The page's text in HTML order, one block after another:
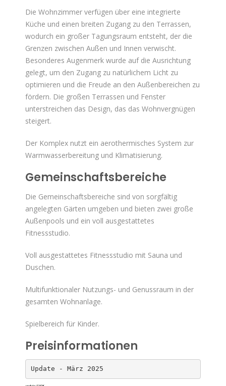
Die Wohnzimmer verfügen über eine integrierte
Küche und einen breiten Zugang zu den Terrassen,
wodurch ein großer Tagungsraum entsteht, der die
Grenzen zwischen Außen und Innen verwischt.
Besonderes Augenmerk wurde auf die Ausrichtung
gelegt, um den Zugang zu natürlichem Licht zu
optimieren und die Freude an den Außenbereichen zu
fördern. Die großen Terrassen und Fenster
unterstreichen das Design, das das Wohnvergnügen
steigert.
Der Komplex nutzt ein aerothermisches System zur
Warmwasserbereitung und Klimatisierung.
Gemeinschaftsbereiche
Die Gemeinschaftsbereiche sind von sorgfältig
angelegten Gärten umgeben und bieten zwei große
Außenpools und ein voll ausgestattetes
Fitnessstudio.
Voll ausgestattetes Fitnessstudio mit Sauna und
Duschen.
Multifunktionaler Nutzungs- und Genussraum in der
gesamten Wohnanlage.
Spielbereich für Kinder.
Preisinformationen
Update - März 2025